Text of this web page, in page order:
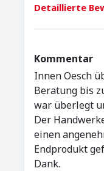
Detaillierte
Kommentar
Innen Oesch
Beratung bis
war überlegt
Der
einen
Endprodukt
Dank.